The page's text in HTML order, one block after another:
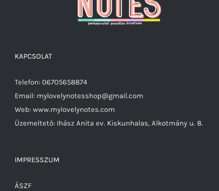
KAPCSOLAT
Telefon: 06705658874
Email: mylovelynotesshop@gmail.com
Web: www.mylovelynotes.com
Üzemeltető: Ihász Anita ev. Kiskunhalas, Alkotmány u. 8.
IMPRESSZUM
ÁSZF